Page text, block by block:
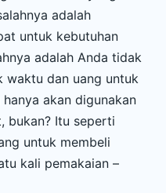
adalah
untuk kebutuhan
adalah Anda tidak
waktu dan uang untuk
akan digunakan
bukan? Itu seperti
untuk membeli
kali pemakaian –